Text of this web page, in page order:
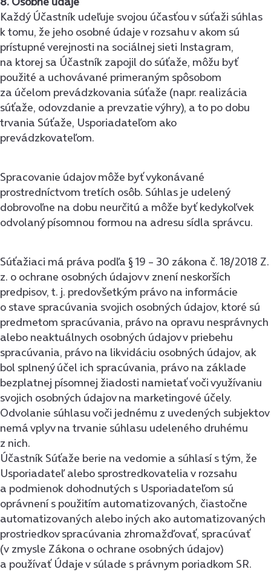
Každý Účastník udeľuje svojou účasťou v súťaži súhlas
k tomu, že jeho osobné údaje v rozsahu v akom sú
prístupné verejnosti na sociálnej sieti Instagram,
na ktorej sa Účastník zapojil do súťaže, môžu byť
použité a uchovávané primeraným spôsobom
za účelom prevádzkovania súťaže (napr. realizácia
súťaže, odovzdanie a prevzatie výhry), a to po dobu
trvania Súťaže, Usporiadateľom ako
prevádzkovateľom.
Spracovanie údajov môže byť vykonávané
prostredníctvom tretích osôb. Súhlas je udelený
dobrovoľne na dobu neurčitú a môže byť kedykoľvek
odvolaný písomnou formou na adresu sídla správcu.
Súťažiaci má práva podľa § 19 – 30 zákona č. 18/2018 Z.
z. o ochrane osobných údajov v znení neskorších
predpisov, t. j. predovšetkým právo na informácie
o stave spracúvania svojich osobných údajov, ktoré sú
predmetom spracúvania, právo na opravu nesprávnych
alebo neaktuálnych osobných údajov v priebehu
spracúvania, právo na likvidáciu osobných údajov, ak
bol splnený účel ich spracúvania, právo na základe
bezplatnej písomnej žiadosti namietať voči využívaniu
svojich osobných údajov na marketingové účely.
Odvolanie súhlasu voči jednému z uvedených subjektov
nemá vplyv na trvanie súhlasu udeleného druhému
z nich.
Účastník Súťaže berie na vedomie a súhlasí s tým, že
Usporiadateľ alebo sprostredkovatelia v rozsahu
a podmienok dohodnutých s Usporiadateľom sú
oprávnení s použitím automatizovaných, čiastočne
automatizovaných alebo iných ako automatizovaných
prostriedkov spracúvania zhromažďovať, spracúvať
(v zmysle Zákona o ochrane osobných údajov)
a používať Údaje v súlade s právnym poriadkom SR.